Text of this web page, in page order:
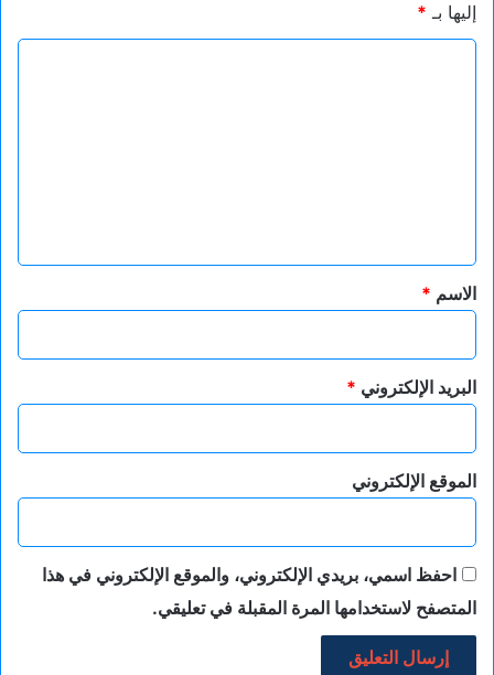
إليها بـ *
*
الاسم *
البريد الإلكتروني *
الموقع الإلكتروني
احفظ اسمي، بريدي الإلكتروني، والموقع الإلكتروني في هذا
المتصفح لاستخدامها المرة المقبلة في تعليقي.